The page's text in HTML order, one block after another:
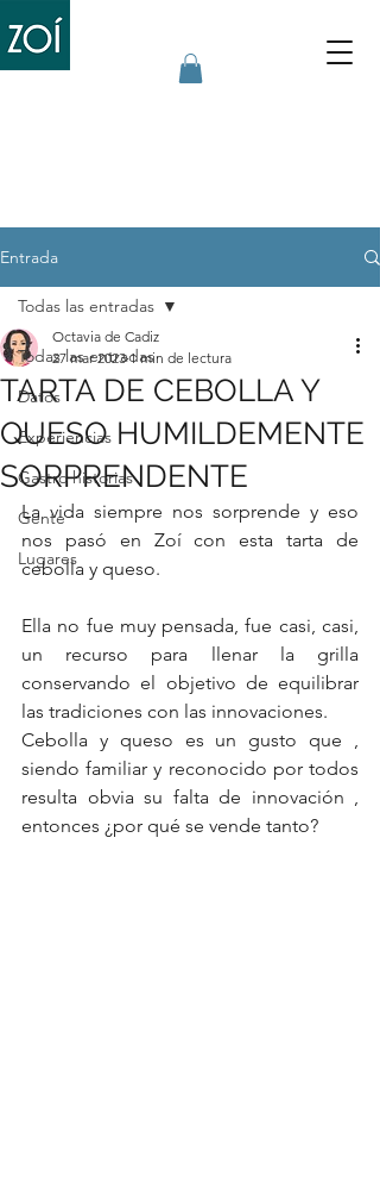
Entrada
Todas las entradas
Datos
Experiencias
Gastro historias
Gente
Lugares
Todas las entradas
TARTA DE CEBOLLA Y
QUESO HUMILDEMENTE
SORPRENDENTE
Octavia de Cadiz
27 mar 2023 1 min de lectura
La vida siempre nos sorprende y eso
nos pasó en Zoí con esta tarta de
cebolla y queso.
Ella no fue muy pensada, fue casi, casi,
un recurso para llenar la grilla
conservando el objetivo de equilibrar
las tradiciones con las innovaciones.
Cebolla y queso es un gusto que ,
siendo familiar y reconocido por todos
resulta obvia su falta de innovación ,
entonces ¿por qué se vende tanto?